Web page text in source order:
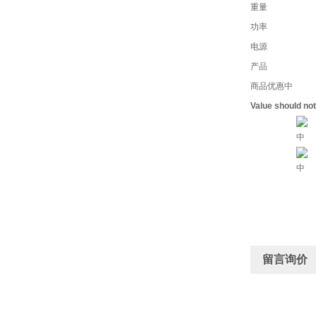
重量
功率
电源
产品
商品优惠中
Value should
中
中
留言询价